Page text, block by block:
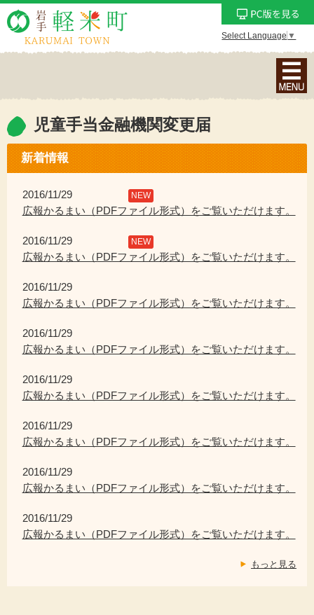
Select Language ▼
ナ
ビ
ョ
ン
ニ
を
児童手当金融機関変更届
新着情報
2016/11/29 NEW
広報かるまい（PDFファイル形式）をご覧いただけます。
2016/11/29 NEW
広報かるまい（PDFファイル形式）をご覧いただけます。
2016/11/29
広報かるまい（PDFファイル形式）をご覧いただけます。
2016/11/29
広報かるまい（PDFファイル形式）をご覧いただけます。
2016/11/29
広報かるまい（PDFファイル形式）をご覧いただけます。
2016/11/29
広報かるまい（PDFファイル形式）をご覧いただけます。
2016/11/29
広報かるまい（PDFファイル形式）をご覧いただけます。
2016/11/29
広報かるまい（PDFファイル形式）をご覧いただけます。
もっと見る